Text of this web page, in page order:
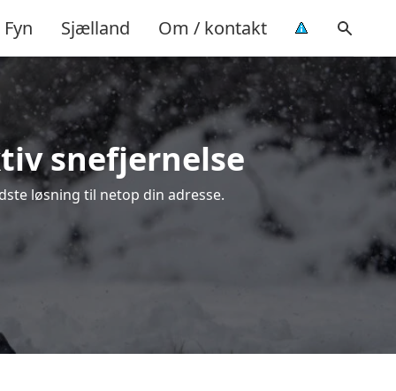
Fyn Sjælland Om / kontakt
snefjernelse
løsning til netop din adresse.